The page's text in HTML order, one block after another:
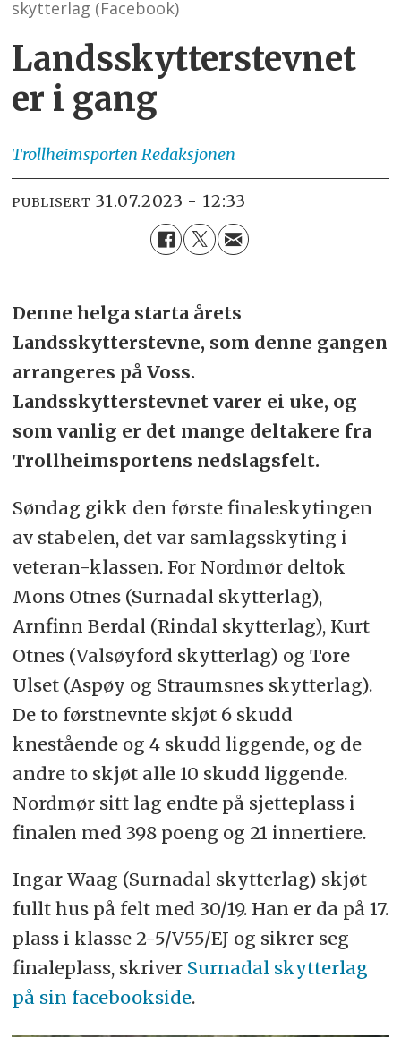
skytterlag (Facebook)
Landsskytter­stevnet
er i gang
Trollheimsporten Redaksjonen
PUBLISERT 31.07.2023 - 12:33
Denne helga starta årets
Landsskytterstevne, som denne gangen
arrangeres på Voss.
Landsskytterstevnet varer ei uke, og
som vanlig er det mange deltakere fra
Trollheimsportens nedslagsfelt.
Søndag gikk den første finaleskytingen
av stabelen, det var samlagsskyting i
veteran-klassen. For Nordmør deltok
Mons Otnes (Surnadal skytterlag),
Arnfinn Berdal (Rindal skytterlag), Kurt
Otnes (Valsøyford skytterlag) og Tore
Ulset (Aspøy og Straumsnes skytterlag).
De to førstnevnte skjøt 6 skudd
knestående og 4 skudd liggende, og de
andre to skjøt alle 10 skudd liggende.
Nordmør sitt lag endte på sjetteplass i
finalen med 398 poeng og 21 innertiere.
Ingar Waag (Surnadal skytterlag) skjøt
fullt hus på felt med 30/19. Han er da på 17.
plass i klasse 2-5/V55/EJ og sikrer seg
finaleplass, skriverSurnadal skytterlag
på sin facebookside.